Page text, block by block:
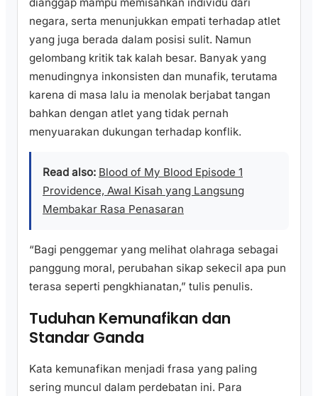
negara, serta menunjukkan empati terhadap atlet
yang juga berada dalam posisi sulit. Namun
gelombang kritik tak kalah besar. Banyak yang
menudingnya inkonsisten dan munafik, terutama
karena di masa lalu ia menolak berjabat tangan
bahkan dengan atlet yang tidak pernah
menyuarakan dukungan terhadap konflik.
Read also: Blood of My Blood Episode 1
Providence, Awal Kisah yang Langsung
Membakar Rasa Penasaran
“Bagi penggemar yang melihat olahraga sebagai
panggung moral, perubahan sikap sekecil apa pun
terasa seperti pengkhianatan,” tulis penulis.
Tuduhan Kemunafikan dan
Standar Ganda
Kata kemunafikan menjadi frasa yang paling
sering muncul dalam perdebatan ini. Para